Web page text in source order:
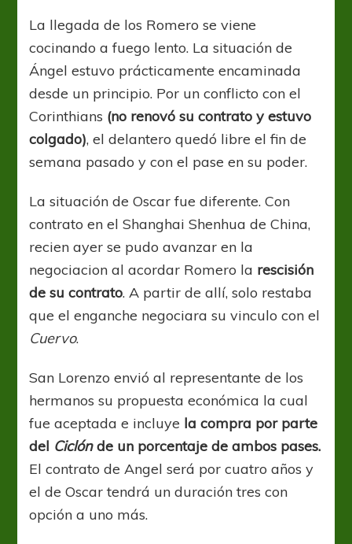
La llegada de los Romero se viene
cocinando a fuego lento. La situación de
Ángel estuvo prácticamente encaminada
desde un principio. Por un conflicto con el
Corinthians (no renovó su contrato y estuvo
colgado), el delantero quedó libre el fin de
semana pasado y con el pase en su poder.
La situación de Oscar fue diferente. Con
contrato en el Shanghai Shenhua de China,
recien ayer se pudo avanzar en la
negociacion al acordar Romero la rescisión
de su contrato. A partir de allí, solo restaba
que el enganche negociara su vinculo con el
Cuervo.
San Lorenzo envió al representante de los
hermanos su propuesta económica la cual
fue aceptada e incluye la compra por parte
del Ciclónde un porcentaje de ambos pases.
El contrato de Angel será por cuatro años y
el de Oscar tendrá un duración tres con
opción a uno más.